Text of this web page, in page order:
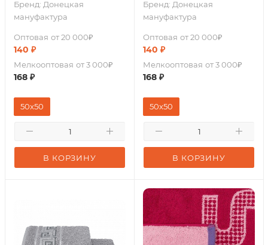
Бренд: Донецкая
мануфактура
Оптовая от 20 000₽
140 ₽
Мелкооптовая от 3 000₽
168 ₽
В КОРЗИНУ
50x50
Бренд: Донецкая
мануфактура
Оптовая от 20 000₽
140 ₽
Мелкооптовая от 3 000₽
168 ₽
В КОРЗИНУ
50x50